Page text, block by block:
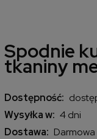
Spodnie
tkaniny
Dostępność:
Wysyłka w: 4 dni
Dostawa: Darmowa